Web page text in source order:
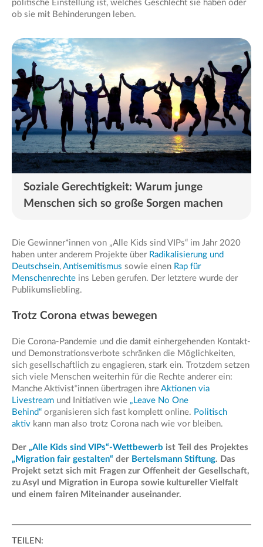
politische Einstellung ist, welches Geschlecht sie haben oder
ob sie mit Behinderungen leben.
Soziale Gerechtigkeit: Warum junge
Menschen sich so große Sorgen machen
Die Gewinner*innen von „Alle Kids sind VIPs“ im Jahr 2020
haben unter anderem Projekte über Radikalisierung und
Deutschsein, Antisemitismus sowie einen Rap für
Menschenrechte ins Leben gerufen. Der letztere wurde der
Publikumsliebling.
Trotz Corona etwas bewegen
Die Corona-Pandemie und die damit einhergehenden Kontakt-
und Demonstrationsverbote schränken die Möglichkeiten,
sich gesellschaftlich zu engagieren, stark ein. Trotzdem setzen
sich viele Menschen weiterhin für die Rechte anderer ein:
Manche Aktivist*innen übertragen ihre Aktionen via
Livestream und Initiativen wie „Leave No One
Behind“ organisieren sich fast komplett online. Politisch
aktiv kann man also trotz Corona nach wie vor bleiben.
Der „Alle Kids sind VIPs“-Wettbewerb ist Teil des Projektes
„Migration fair gestalten“ der Bertelsmann Stiftung. Das
Projekt setzt sich mit Fragen zur Offenheit der Gesellschaft,
zu Asyl und Migration in Europa sowie kultureller Vielfalt
und einem fairen Miteinander auseinander.
TEILEN: